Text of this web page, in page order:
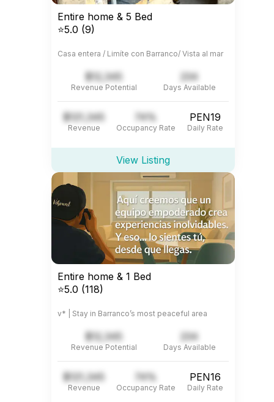
Entire home & 5 Bed
⭐5.0 (9)
Casa entera / Limíte con Barranco/ Vista al mar
$12,345
Revenue Potential
234
Days Available
$121,345
Revenue
74%
Occupancy Rate
PEN19
Daily Rate
View Listing
Entire home & 1 Bed
⭐5.0 (118)
v* | Stay in Barranco’s most peaceful area
$12,345
Revenue Potential
234
Days Available
$121,345
Revenue
74%
Occupancy Rate
PEN16
Daily Rate